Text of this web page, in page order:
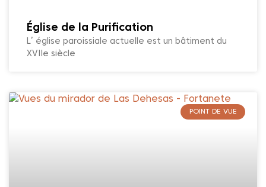
Église de la Purification
L’ église paroissiale actuelle est un bâtiment du
XVIIe siècle
POINT DE VUE